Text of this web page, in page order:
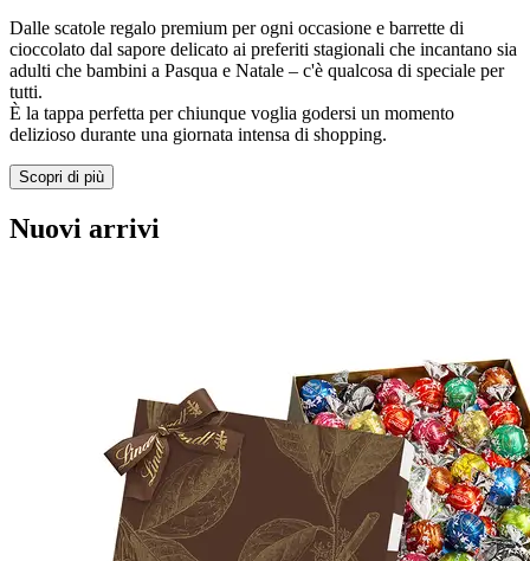
Dalle scatole regalo premium per ogni occasione e barrette di
cioccolato dal sapore delicato ai preferiti stagionali che incantano sia
adulti che bambini a Pasqua e Natale – c'è qualcosa di speciale per
tutti.
È la tappa perfetta per chiunque voglia godersi un momento
delizioso durante una giornata intensa di shopping.
Scopri di più
Nuovi arrivi